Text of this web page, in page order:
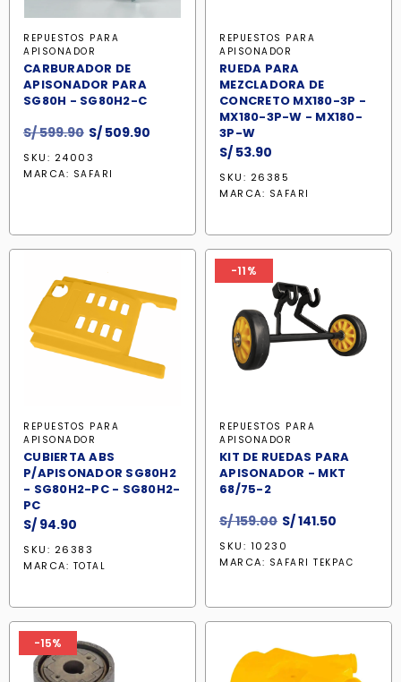
REPUESTOS PARA
APISONADOR
CARBURADOR DE
APISONADOR PARA
SG80H - SG80H2-C
S/599.90 El
precio
original
S/ 509.90
SKU: 24003
MARCA: SAFARI
REPUESTOS PARA
APISONADOR
RUEDA PARA
MEZCLADORA DE
CONCRETO MX180-3P -
MX180-3P-W - MX180-
3P-W
S/ 53.90
SKU: 26385
MARCA: SAFARI
REPUESTOS PARA
APISONADOR
CUBIERTA ABS
P/APISONADOR SG80H2
- SG80H2-PC - SG80H2-
PC
S/ 94.90
SKU: 26383
MARCA: TOTAL
-11%
REPUESTOS PARA
APISONADOR
KIT DE RUEDAS PARA
APISONADOR - MKT
68/75-2
S/159.00 El
precio
original
S/141.50
actual
SKU: 10230
MARCA: SAFARI TEKPAC
-15%